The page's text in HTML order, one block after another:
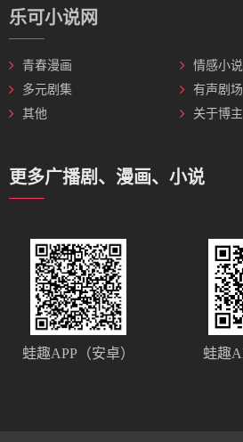
乐可小说网
青春漫画
情感小说
多元剧集
有声剧场
其他
关于博主
更多广播剧、漫画、小说
蛙趣APP（安卓） 蛙趣